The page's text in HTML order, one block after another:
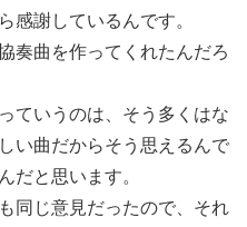
感謝しているんです。
奏曲を作ってくれたんだろ
ていうのは、そう多くはな
い曲だからそう思えるんで
だと思います。
同じ意見だったので、それ